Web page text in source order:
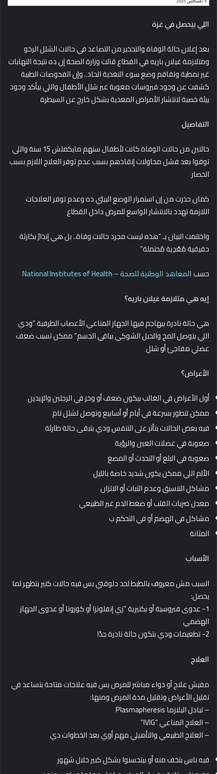
اللي بيحصل في غزة
بعد إعلان حالة الوفاة والتحذير من التصاعد في حالات الشلل الرخو
ومتلازمة غيلان باريه في القطاع قالت وزارة الصحة إن ده نتيجة التهابات
غير نمطية وتفاقم وضع سوء التغذية الحاد.. وإن الفحوصات الطبية
كشفت عن وجود فيروسات معوية غير شلل الأطفال واللي بيأكد وجود
بيئة خصبة لانتشار الأمراض المعدية بشكل خارج عن السيطرة
التفاصيل
حالتين من حالات الوفاة كانت لأطفال سنهم مايكملش 15 سنة واللي
توفوا بعد فشل محاولات إنقاذهم بسبب عدم توفر العلاج اللازم بسبب
الحصار
كمان حذرت من إن استمرار الوضع البيئي ده وعدم توفر العلاجات
اللازمة تهدد بالانتشار الواسع للمرض داخل القطاع
واختتمت البيان بـ “هذه ليست مجرد حالات وفاة.. بل هي إنذارٌ بكارثة
حقيقية مُعْدِية مُحتملة”
حسبالمعاهد الوطنية للصحة – National Institutes of Health
إيه هي متلازمة غيلان باريه؟
هي حالة نادرة بيهاجم فيها الجهاز المناعي الأعصاب الطرفية “ودي
اللي بتوصل المخ والحبل الشوكي بباقي الجسم” ممكن تسبب ضعف
عضلي مفاجئ أو شلل
الأعراض؟
أول الأعراض في الغالب بيكون ضعف أو وخز في الرجلين والإيدين
ممكن تتطور بسرعة في أيام أو أسابيع وتوصل لشلل تام
فيه بعض الحالات بتأثر على التنفس ودي بتبقى حالة طارئة
صعوبة في عضلات العين والرؤية
صعوبة في البلع أو التحدث أو المضغ
الألم اللي ممكن يكون شديد خاصة بالليل
مشاكل التنسيق وعدم الثبات أو الاتزان
معدل ضربات القلب أو ضغط الدم غير الطبيعي
مشاكل في الهضم أو في التحكم ب
المثانة
الأسباب
السبب مش معروف بالظبط لحد دلوقتي بس فيه حالات كتير بتظهر لما
يحصل:
1- عدوى فيروسية أو بكتيرية “زي إنفلونزا أو كورونا أو عدوى الجهاز
الهضمي
2- تطعيمات ودي بتكون حالة نادرة جدًا
العلاج
مفيش علاج أو دواء مباشر للمرض بس فيه علاجات متاحة بتساعد في
تقليل الأعراض وتقليل مدة المرض ومنها:
– تبادل البلازما Plasmapheresis
– العلاج المناعي “IVIG”
– العلاج الطبيعي والتأهيلي مهم أوي بعد الخطوات دي
فيه ناس بتخف منه أو بيتحسنوا بشكل كبير خلال شهور